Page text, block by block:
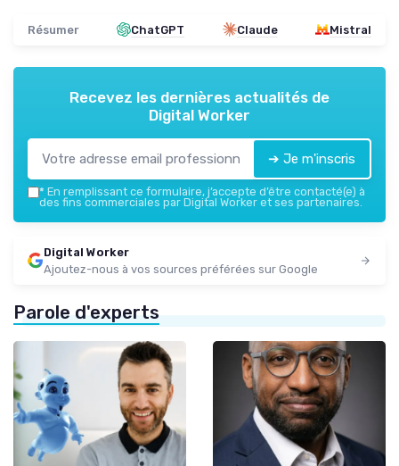
Résumer ChatGPT Claude Mistral
Recevez les dernières actualités de
Digital Worker
➔ Je m'inscris
* En remplissant ce formulaire, j’accepte d’être contacté(e) à
des fins commerciales par Digital Worker et ses partenaires.
Digital Worker
Ajoutez-nous à vos sources préférées sur Google
Parole d'experts